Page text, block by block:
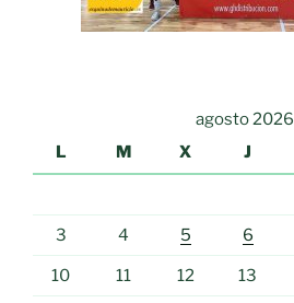
agosto 2026
L
M X J
3 4 5 6
10 11 12 13